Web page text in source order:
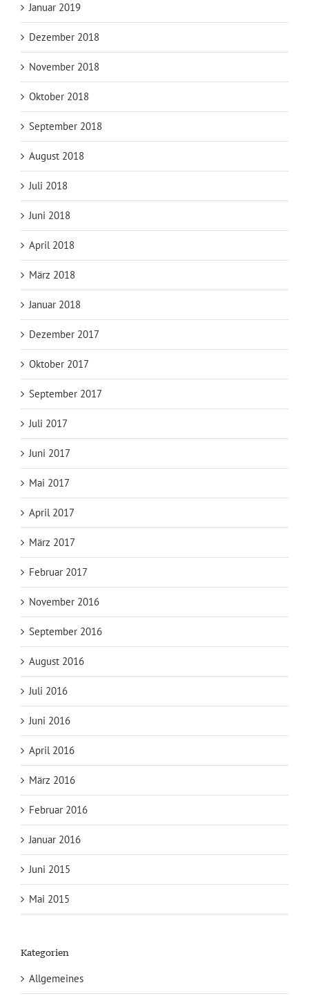
Januar 2019
Dezember 2018
November 2018
Oktober 2018
September 2018
August 2018
Juli 2018
Juni 2018
April 2018
März 2018
Januar 2018
Dezember 2017
Oktober 2017
September 2017
Juli 2017
Juni 2017
Mai 2017
April 2017
März 2017
Februar 2017
November 2016
September 2016
August 2016
Juli 2016
Juni 2016
April 2016
März 2016
Februar 2016
Januar 2016
Juni 2015
Mai 2015
Kategorien
Allgemeines